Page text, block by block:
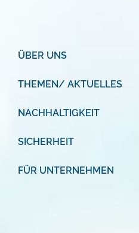
ÜBER UNS
THEMEN/ AKTUELLES
NACHHALTIGKEIT
SICHERHEIT
FÜR UNTERNEHMEN